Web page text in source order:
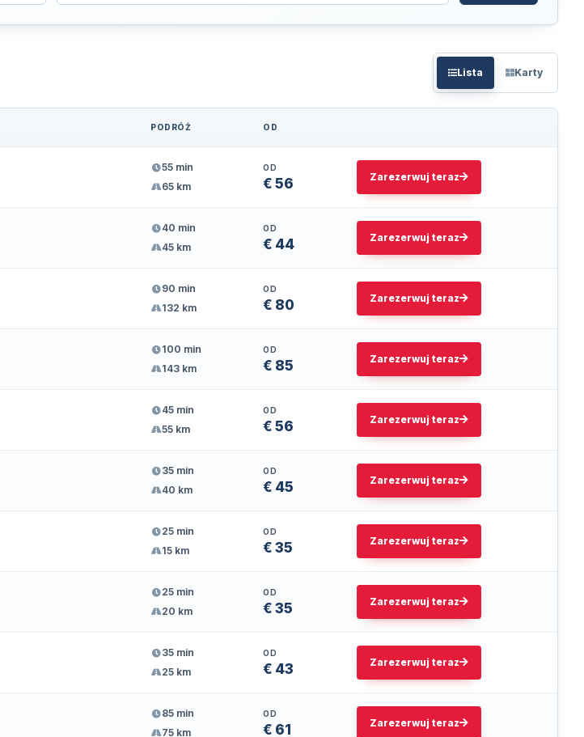
Lista Karty
PODRÓŻ OD
55 min
65 km
OD
€ 56 Zarezerwuj teraz
40 min
45 km
OD
€ 44 Zarezerwuj teraz
90 min
132 km
OD
€ 80 Zarezerwuj teraz
100 min
143 km
OD
€ 85 Zarezerwuj teraz
45 min
55 km
OD
€ 56 Zarezerwuj teraz
35 min
40 km
OD
€ 45 Zarezerwuj teraz
25 min
15 km
OD
€ 35 Zarezerwuj teraz
25 min
20 km
OD
€ 35 Zarezerwuj teraz
35 min
25 km
OD
€ 43 Zarezerwuj teraz
85 min
75 km
OD
€ 61 Zarezerwuj teraz